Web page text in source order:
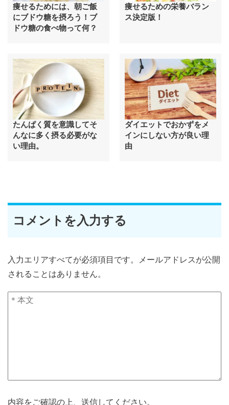
痩せるためには、朝ご飯
にブドウ糖を摂ろう！ブ
ドウ糖の食べ物って何？
痩せるための栄養バラン
ス決定版！
たんぱく質を意識してそ
んなに多く摂る必要がな
い理由。
ダイエットでおかずをメ
インにしない方が良い理
由
コメントを入力する
入力エリアすべてが必須項目です。メールアドレスが公開
されることはありません。
内容をご確認の上、送信してください。